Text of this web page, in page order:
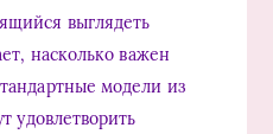
выглядеть
насколько важен
модели из
удовлетворить